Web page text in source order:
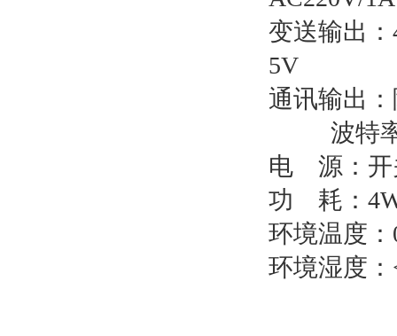
变送输出
5V
通讯输出：
波特
电
源：开
功
耗：
环境温度
环境湿度